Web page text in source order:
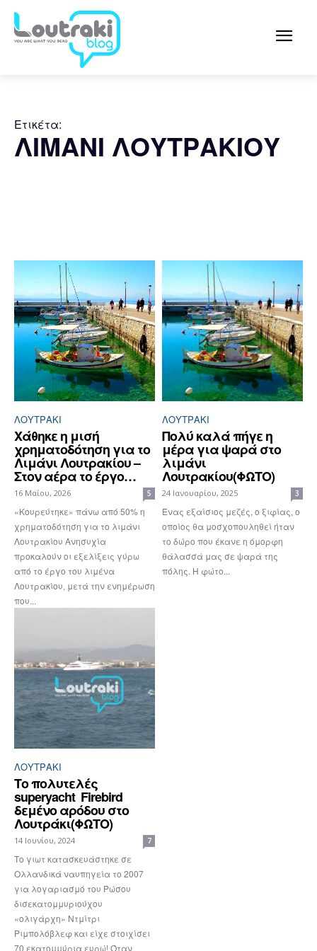
Ετικέτα:
ΛΙΜΑΝΙ ΛΟΥΤΡΑΚΙΟΥ
ΛΟΥΤΡΆΚΙ
Χάθηκε η μισή
χρηματοδότηση για το
Λιμάνι Λουτρακίου –
Στον αέρα το έργο…
16 Μαΐου, 2026 5
«Κουρεύτηκε» πάνω από 50% η
χρηματοδότηση για το λιμάνι
Λουτρακίου Ανησυχία
προκαλούν οι εξελίξεις γύρω
από το έργο του λιμένα
Λουτρακίου, μετά την ενημέρωση
που...
ΛΟΥΤΡΆΚΙ
Πολύ καλά πήγε η
μέρα για ψαρά στο
λιμάνι
Λουτρακίου(ΦΩΤΟ)
24 Ιανουαρίου, 2025 3
Ένας εξαίσιος μεζές, ο ξιφίας, ο
οποίος θα μοσχοπουληθεί ήταν
το δώρο που έκανε η όμορφη
θάλασσά μας σε ψαρά της
πόλης. Η φώτο...
ΛΟΥΤΡΆΚΙ
Το πολυτελές
superyacht Firebird
δεμένο αρόδου στο
Λουτράκι(ΦΩΤΟ)
14 Ιουνίου, 2024 7
Το γιωτ κατασκευάστηκε σε
Ολλανδικά ναυπηγεία το 2007
για λογαριασμό του Ρώσου
δισεκατομμυριούχου
«ολιγάρχη» Ντμίτρι
Ριμπολόβλεφ και είχε στοιχίσει
70 εκατομμύρια ευρώ! Όταν